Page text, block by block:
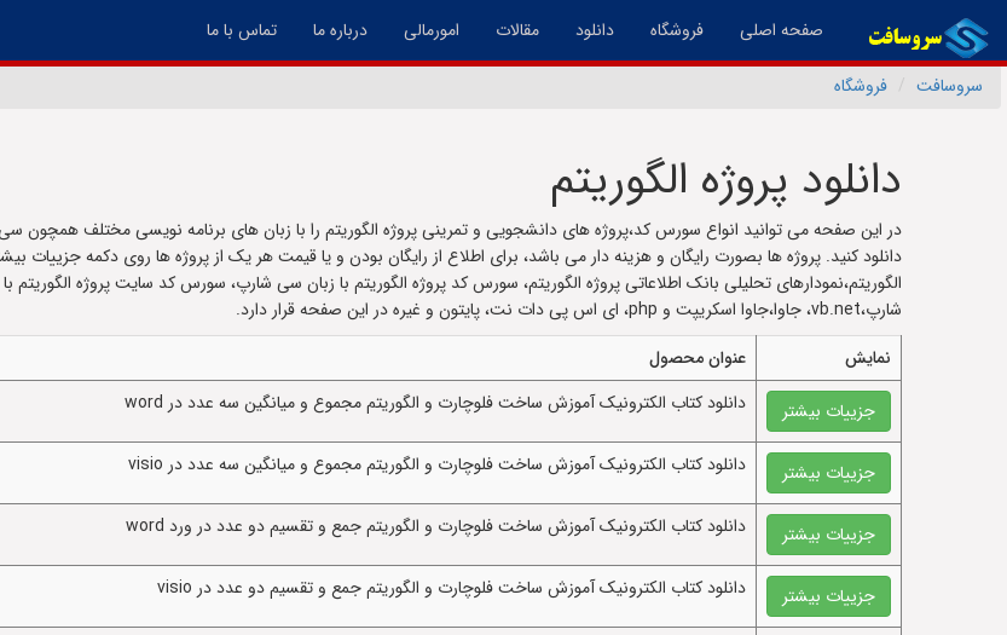
صفحه اصلی(فعال)فروشگاه دانلود مقالات امورمالی درباره ما تماس با ما
سروسافت فروشگاه
دانلود پروژه الگوریتم
در این صفحه می توانید انواع سورس کد،پروژه های دانشجویی و تمرینی پروژه الگوریتم را با زبان های برنامه نویسی مختلف همچون
دانلود کنید. پروژه ها بصورت رایگان و هزینه دار می باشد، برای اطلاع از رایگان بودن و یا قیمت هر یک از پروژه ها روی دکمه جزییات
الگوریتم،نمودارهای تحلیلی بانک اطلاعاتی پروژه الگوریتم، سورس کد پروژه الگوریتم با زبان سی شارپ، سورس کد سایت پروژه
شارپ،vb.net، جاوا،جاوا اسکریپت و php، ای اس پی دات نت، پایتون و غیره در این صفحه قرار دارد.
نمایش
عنوان محصول
جزییات بیشتر
دانلود کتاب الکترونيک آموزش ساخت فلوچارت و الگوریتم مجموع و میانگین سه عدد در word
جزییات بیشتر دانلود کتاب الکترونيک آموزش ساخت فلوچارت و الگوریتم مجموع و میانگین سه عدد در visio
جزییات بیشتر دانلود کتاب الکترونيک آموزش ساخت فلوچارت و الگوریتم جمع و تقسیم دو عدد در ورد word
جزییات بیشتر دانلود کتاب الکترونيک آموزش ساخت فلوچارت و الگوریتم جمع و تقسیم دو عدد در visio